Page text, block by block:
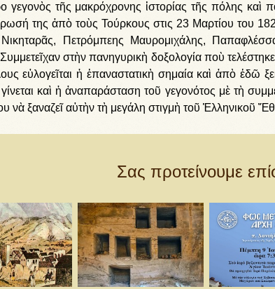
γεγονὸς τῆς μακρόχρονης ἱστορίας τῆς πόλης καὶ
της ἀπὸ τοὺς Τούρκους στις 23 Μαρτίου του
Πετρόμπεης Μαυρομιχάλης,
στὴν πανηγυρικὴ δοξολογία ποὺ
εὐλογεῖται ἡ ἐπαναστατικὴ σημαία καὶ ἀπὸ ἐδῶ
καὶ ἡ ἀναπαράσταση τοῦ γεγονότος μὲ τὴ
νὰ ξαναζεῖ αὐτὴν τὴ μεγάλη στιγμὴ τοῦ Ἑλληνικοῦ
Σας προτείνουμε